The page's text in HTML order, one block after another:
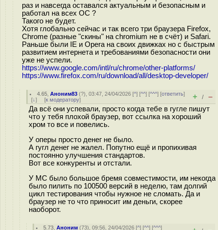
раз и навсегда оставался актуальным и безопасным и
работал на всех ОС ?
Такого не будет.
Хотя глобально сейчас и так всего три браузера Firefox,
Chrome (разные "скины" на chromium не в счёт) и Safari.
Раньше были IE и Opera на своих движках но с быстрым
развитием интернета и требованиями безопасности они
уже не успели.
https://www.google.com/intl/ru/chrome/other-platforms/
https://www.firefox.com/ru/download/all/desktop-developer/
4.65 ,Аноним83 (?), 03:47, 24/04/2026 [^] [^^] [^^^] [ответить]
[↓] [к модератору] + / –
Да всё они успевали, просто когда тебе в гугле пишут
что у тебя плохой браузер, вот ссылка на хороший
хром то все и повелись.
У оперы просто денег не было.
А гугл денег не жалел. Попутно ещё и пропихивая
постоянно улучшения стандартов.
Вот все конкуренты и отстали.
У МС было большое бремя совместимости, им некогда
было пилить по 100500 версий в неделю, там долгий
цикл тестирования чтобы нужное не сломать. Да и
браузер не то что приносит им деньги, скорее
наоборот.
5.73 ,Аноним (73), 09:56, 24/04/2026 [^] [^^] [^^^]